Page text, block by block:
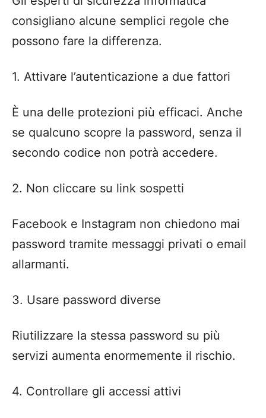
consigliano alcune semplici regole che
possono fare la differenza.
1. Attivare l’autenticazione a due fattori
È una delle protezioni più efficaci. Anche
se qualcuno scopre la password, senza il
secondo codice non potrà accedere.
2. Non cliccare su link sospetti
Facebook e Instagram non chiedono mai
password tramite messaggi privati o email
allarmanti.
3. Usare password diverse
Riutilizzare la stessa password su più
servizi aumenta enormemente il rischio.
4. Controllare gli accessi attivi